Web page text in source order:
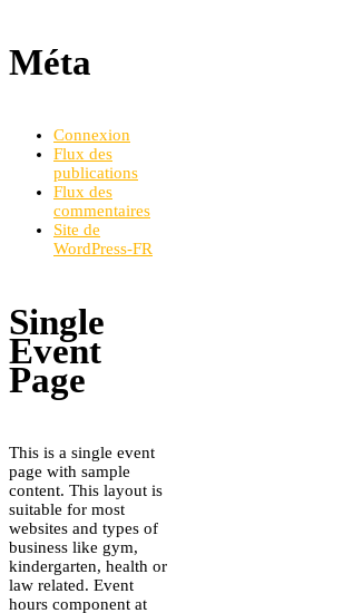
Méta
Connexion
Flux des
publications
Flux des
commentaires
Site de
WordPress-FR
Single
Event
Page
This is a single event
page with sample
content. This layout is
suitable for most
websites and types of
business like gym,
kindergarten, health or
law related. Event
hours component at